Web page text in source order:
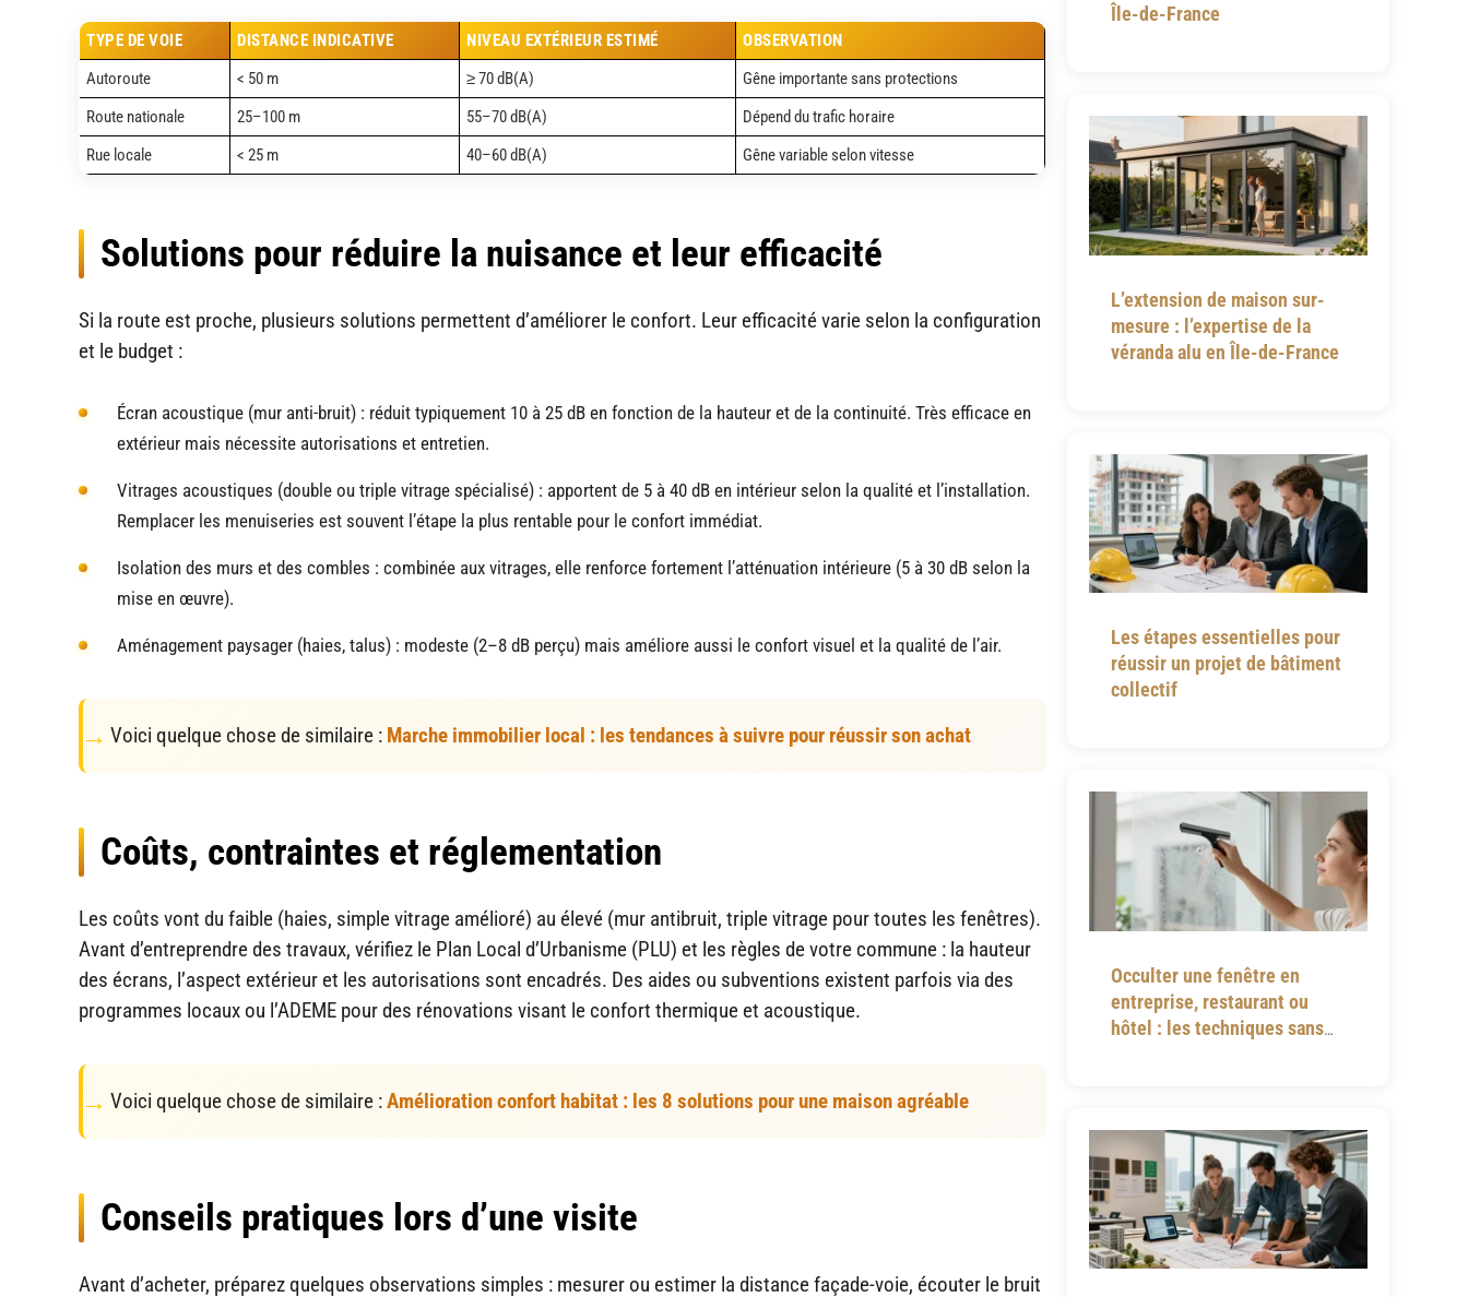
TYPE DE VOIE DISTANCE INDICATIVE NIVEAU EXTÉRIEUR ESTIMÉ
OBSERVATION
Autoroute
< 50 m ≥ 70 dB(A)
Gêne importante sans protections
Route nationale
25–100 m 55–70 dB(A)
Dépend du trafic horaire
Rue locale
< 25 m 40–60 dB(A) Gêne variable selon vitesse
Solutions pour réduire la nuisance et leur efficacité
Si la route est proche, plusieurs solutions permettent d’améliorer le confort. Leur efficacité varie selon la configuration
et le budget :
Écran acoustique (mur anti-bruit) : réduit typiquement 10 à 25 dB en fonction de la hauteur et de la continuité. Très efficace en
extérieur mais nécessite autorisations et entretien.
Vitrages acoustiques (double ou triple vitrage spécialisé) : apportent de 5 à 40 dB en intérieur selon la qualité et l’installation.
Remplacer les menuiseries est souvent l’étape la plus rentable pour le confort immédiat.
Isolation des murs et des combles : combinée aux vitrages, elle renforce fortement l’atténuation intérieure (5 à 30 dB selon la
mise en œuvre).
Aménagement paysager (haies, talus) : modeste (2–8 dB perçu) mais améliore aussi le confort visuel et la qualité de l’air.
Voici quelque chose de similaire : Marche immobilier local : les tendances à suivre pour réussir son achat
Coûts, contraintes et réglementation
Les coûts vont du faible (haies, simple vitrage amélioré) au élevé (mur antibruit, triple vitrage pour toutes les fenêtres).
Avant d’entreprendre des travaux, vérifiez le Plan Local d’Urbanisme (PLU) et les règles de votre commune : la hauteur
des écrans, l’aspect extérieur et les autorisations sont encadrés. Des aides ou subventions existent parfois via des
programmes locaux ou l’ADEME pour des rénovations visant le confort thermique et acoustique.
Voici quelque chose de similaire :Amélioration confort habitat : les 8 solutions pour une maison agréable
Conseils pratiques lors d’une visite
Avant d’acheter, préparez quelques observations simples : mesurer ou estimer la distance façade-voie, écouter le bruit
Île-de-France
L’extension de maison sur-
mesure : l’expertise de la
véranda alu en Île-de-France
Les étapes essentielles pour
réussir un projet de bâtiment
collectif
Occulter une fenêtre en
entreprise, restaurant ou
hôtel : les techniques sans